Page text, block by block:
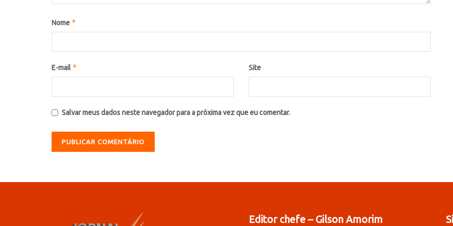
Nome *
E-mail * Site
Salvar meus dados neste navegador para a próxima vez que eu comentar.
Editor chefe – Gilson Amorim